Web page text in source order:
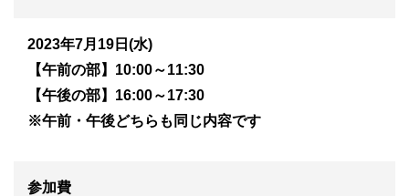
2023年7月19日(水)
【午前の部】10:00～11:30
【午後の部】16:00～17:30
※午前・午後どちらも同じ内容です
参加費